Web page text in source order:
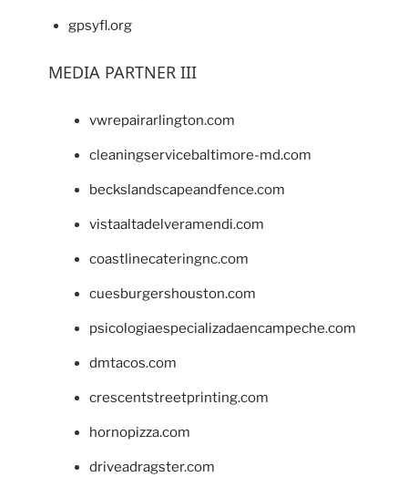
gpsyfl.org
MEDIA PARTNER III
vwrepairarlington.com
cleaningservicebaltimore-md.com
beckslandscapeandfence.com
vistaaltadelveramendi.com
coastlinecateringnc.com
cuesburgershouston.com
psicologiaespecializadaencampeche.com
dmtacos.com
crescentstreetprinting.com
hornopizza.com
driveadragster.com